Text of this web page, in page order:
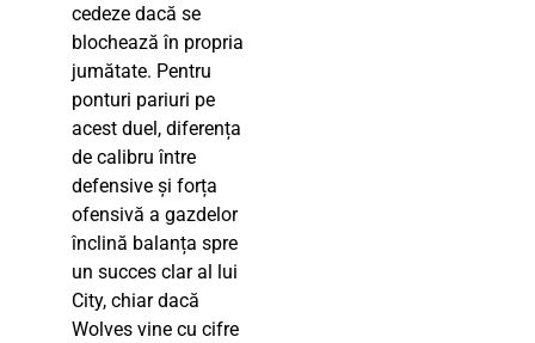
cedeze dacă se
blochează în propria
jumătate. Pentru
ponturi pariuri pe
acest duel, diferența
de calibru între
defensive și forța
ofensivă a gazdelor
înclină balanța spre
un succes clar al lui
City, chiar dacă
Wolves vine cu cifre